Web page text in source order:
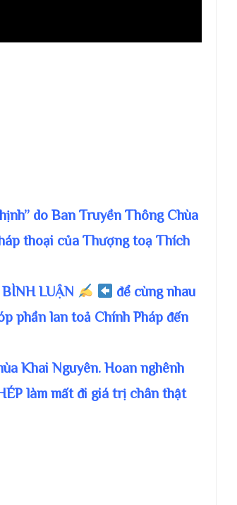
do Ban Truyền Thông Chùa
thoại của Thượng toạ Thích
LUẬN
để cùng nhau
phần lan toả Chính Pháp đến
Khai Nguyên. Hoan nghênh
làm mất đi giá trị chân thật